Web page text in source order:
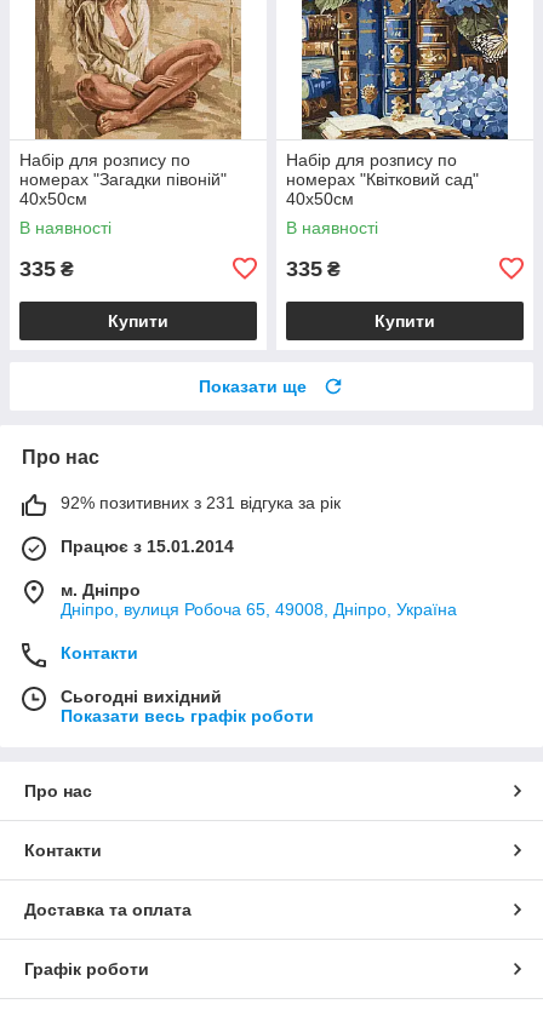
Набір для розпису по
номерах "Загадки півоній"
40х50см
В наявності
335 ₴
Купити
Набір для розпису по
номерах "Квітковий сад"
40х50см
В наявності
335 ₴
Купити
Показати ще
Про нас
92% позитивних з 231 відгука за рік
Працює з 15.01.2014
м. Дніпро
Дніпро, вулиця Робоча 65, 49008, Дніпро, Україна
Контакти
Сьогодні вихідний
Показати весь графік роботи
Про нас
Контакти
Доставка та оплата
Графік роботи